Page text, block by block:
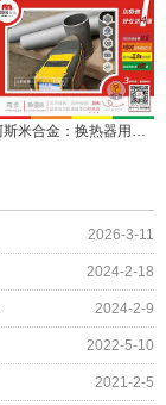
阿斯米合金：换热器用哈氏合金C276焊接管通过检测
2026-3-11
2024-2-18
2024-2-9
2022-5-10
2021-2-5